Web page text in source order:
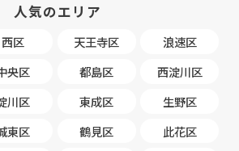
人気のエリア
西区 天王寺区
浪速区
央区 都島区
西淀川区
川区 東成区
生野区
東区 鶴見区
此花区